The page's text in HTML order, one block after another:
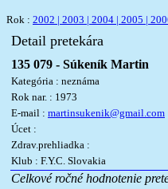
Rok : 2002 | 2003 | 2004 | 2005 |
Detail pretekára
135 079 - Súkeník Martin
Kategória : neznáma
Rok nar. : 1973
E-mail : martinsukenik@gmail.com
Úcet :
Zdrav.prehliadka :
Klub : F.Y.C. Slovakia
Celkové ročné hodnotenie